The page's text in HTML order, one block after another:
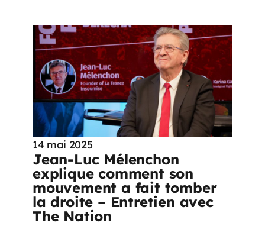
14 mai 2025
Jean-Luc Mélenchon
explique comment son
mouvement a fait tomber
la droite – Entretien avec
The Nation